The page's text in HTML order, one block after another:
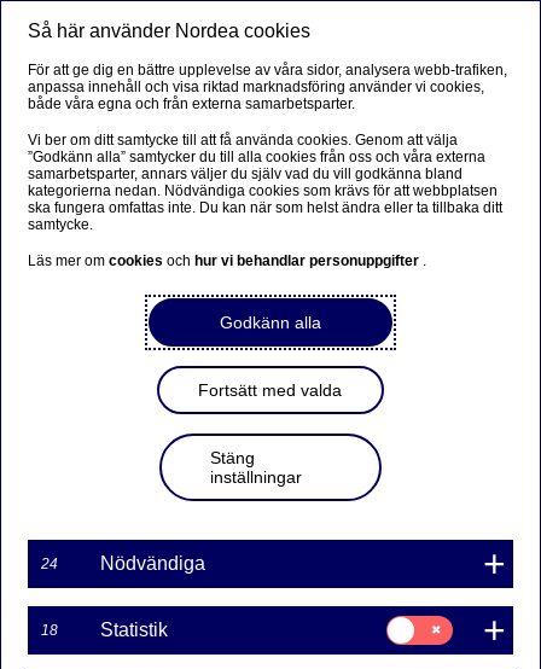
Så här använder Nordea cookies
För att ge dig en bättre upplevelse av våra sidor, analysera webb-trafiken,
anpassa innehåll och visa riktad marknadsföring använder vi cookies,
både våra egna och från externa samarbetsparter.
Vi ber om ditt samtycke till att få använda cookies. Genom att välja
”Godkänn alla” samtycker du till alla cookies från oss och våra externa
samarbetsparter, annars väljer du själv vad du vill godkänna bland
kategorierna nedan. Nödvändiga cookies som krävs för att webbplatsen
ska fungera omfattas inte. Du kan när som helst ändra eller ta tillbaka ditt
samtycke.
Läs mer omcookiesoch hur vi behandlar personuppgifter .
Godkänn alla
Fortsätt med valda
Stäng
inställningar
24 Nödvändiga
18 Statistik
Samtycke
för:
Statistik